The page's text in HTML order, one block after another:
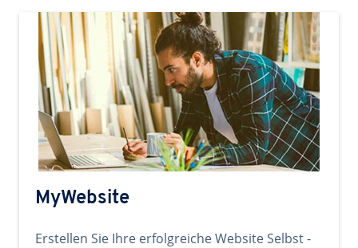
MyWebsite
Erstellen Sie Ihre erfolgreiche Website Selbst -